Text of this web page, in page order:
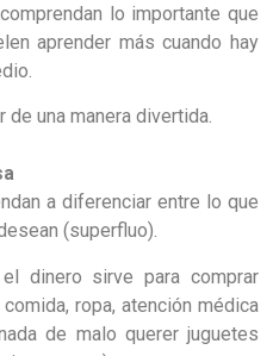
lo importante que
aprender más cuando hay
de una manera divertida.
a diferenciar entre lo que
(superfluo).
dinero sirve para comprar
ropa, atención médica
de malo querer juguetes